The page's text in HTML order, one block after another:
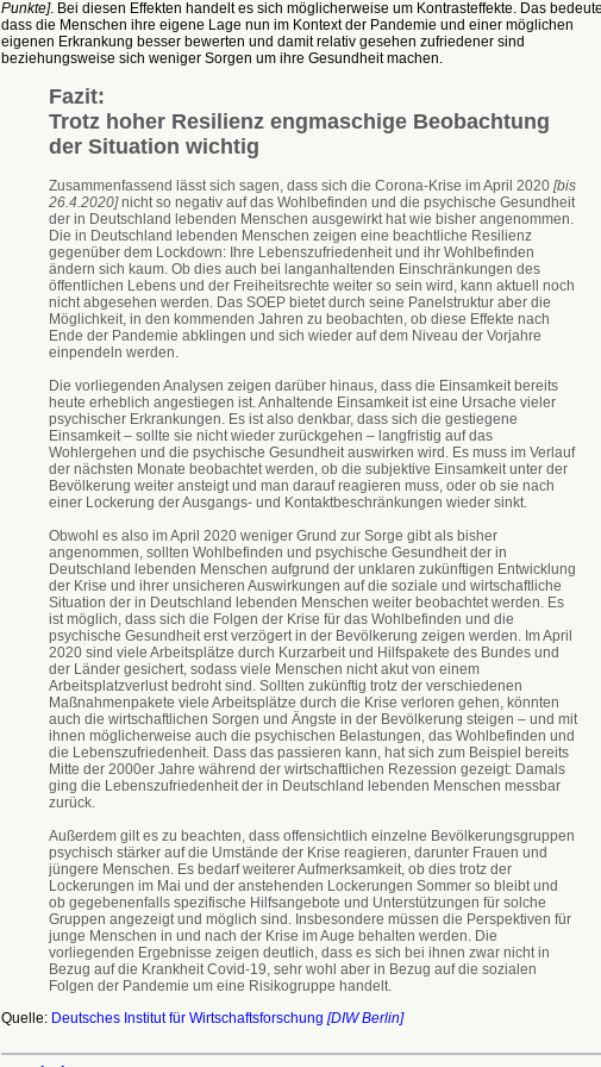
Punkte]. Bei diesen Effekten handelt es sich möglicherweise um Kontrasteffekte. Das
dass die Menschen ihre eigene Lage nun im Kontext der Pandemie und einer möglichen
eigenen Erkrankung besser bewerten und damit relativ gesehen zufriedener sind
beziehungsweise sich weniger Sorgen um ihre Gesundheit machen.
Fazit:
Trotz hoher Resilienz engmaschige Beobachtung
der Situation wichtig
Zusammenfassend lässt sich sagen, dass sich die Corona-Krise im April 2020[bis
26.4.2020]nicht so negativ auf das Wohlbefinden und die psychische Gesundheit
der in Deutschland lebenden Menschen ausgewirkt hat wie bisher angenommen.
Die in Deutschland lebenden Menschen zeigen eine beachtliche Resilienz
gegenüber dem Lockdown: Ihre Lebenszufriedenheit und ihr Wohlbefinden
ändern sich kaum. Ob dies auch bei langanhaltenden Einschränkungen des
öffentlichen Lebens und der Freiheitsrechte weiter so sein wird, kann aktuell noch
nicht abgesehen werden. Das SOEP bietet durch seine Panelstruktur aber die
Möglichkeit, in den kommenden Jahren zu beobachten, ob diese Effekte nach
Ende der Pandemie abklingen und sich wieder auf dem Niveau der Vorjahre
einpendeln werden.
Die vorliegenden Analysen zeigen darüber hinaus, dass die Einsamkeit bereits
heute erheblich angestiegen ist. Anhaltende Einsamkeit ist eine Ursache vieler
psychischer Erkrankungen. Es ist also denkbar, dass sich die gestiegene
Einsamkeit – sollte sie nicht wieder zurückgehen – langfristig auf das
Wohlergehen und die psychische Gesundheit auswirken wird. Es muss im Verlauf
der nächsten Monate beobachtet werden, ob die subjektive Einsamkeit unter der
Bevölkerung weiter ansteigt und man darauf reagieren muss, oder ob sie nach
einer Lockerung der Ausgangs- und Kontaktbeschränkungen wieder sinkt.
Obwohl es also im April 2020 weniger Grund zur Sorge gibt als bisher
angenommen, sollten Wohlbefinden und psychische Gesundheit der in
Deutschland lebenden Menschen aufgrund der unklaren zukünftigen Entwicklung
der Krise und ihrer unsicheren Auswirkungen auf die soziale und wirtschaftliche
Situation der in Deutschland lebenden Menschen weiter beobachtet werden. Es
ist möglich, dass sich die Folgen der Krise für das Wohlbefinden und die
psychische Gesundheit erst verzögert in der Bevölkerung zeigen werden. Im April
2020 sind viele Arbeitsplätze durch Kurzarbeit und Hilfspakete des Bundes und
der Länder gesichert, sodass viele Menschen nicht akut von einem
Arbeitsplatzverlust bedroht sind. Sollten zukünftig trotz der verschiedenen
Maßnahmenpakete viele Arbeitsplätze durch die Krise verloren gehen, könnten
auch die wirtschaftlichen Sorgen und Ängste in der Bevölkerung steigen – und mit
ihnen möglicherweise auch die psychischen Belastungen, das Wohlbefinden und
die Lebenszufriedenheit. Dass das passieren kann, hat sich zum Beispiel bereits
Mitte der 2000er Jahre während der wirtschaftlichen Rezession gezeigt: Damals
ging die Lebenszufriedenheit der in Deutschland lebenden Menschen messbar
zurück.
Außerdem gilt es zu beachten, dass offensichtlich einzelne Bevölkerungsgruppen
psychisch stärker auf die Umstände der Krise reagieren, darunter Frauen und
jüngere Menschen. Es bedarf weiterer Aufmerksamkeit, ob dies trotz der
Lockerungen im Mai und der anstehenden Lockerungen Sommer so bleibt und
ob gegebenenfalls spezifische Hilfsangebote und Unterstützungen für solche
Gruppen angezeigt und möglich sind. Insbesondere müssen die Perspektiven für
junge Menschen in und nach der Krise im Auge behalten werden. Die
vorliegenden Ergebnisse zeigen deutlich, dass es sich bei ihnen zwar nicht in
Bezug auf die Krankheit Covid-19, sehr wohl aber in Bezug auf die sozialen
Folgen der Pandemie um eine Risikogruppe handelt.
Quelle: Deutsches Institut für Wirtschaftsforschung [DIW Berlin]